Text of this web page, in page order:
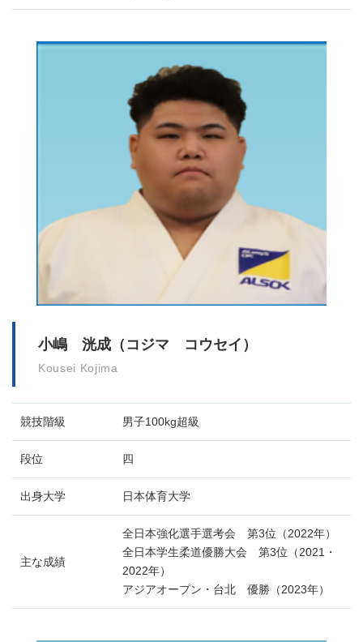
小嶋 洸成（コジマ コウセイ）
Kousei Kojima
競技階級 男子100kg超級
段位 四
出身大学 日本体育大学
主な成績
全日本強化選手選考会 第3位（2022年）
全日本学生柔道優勝大会 第3位（2021・
2022年）
アジアオープン・台北 優勝（2023年）